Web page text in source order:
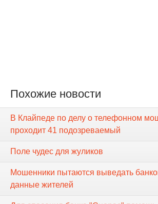
Похожие новости
В Клайпеде по делу о телефонном
проходит 41 подозреваемый
Поле чудес для жуликов
Мошенники пытаются выведать
данные жителей